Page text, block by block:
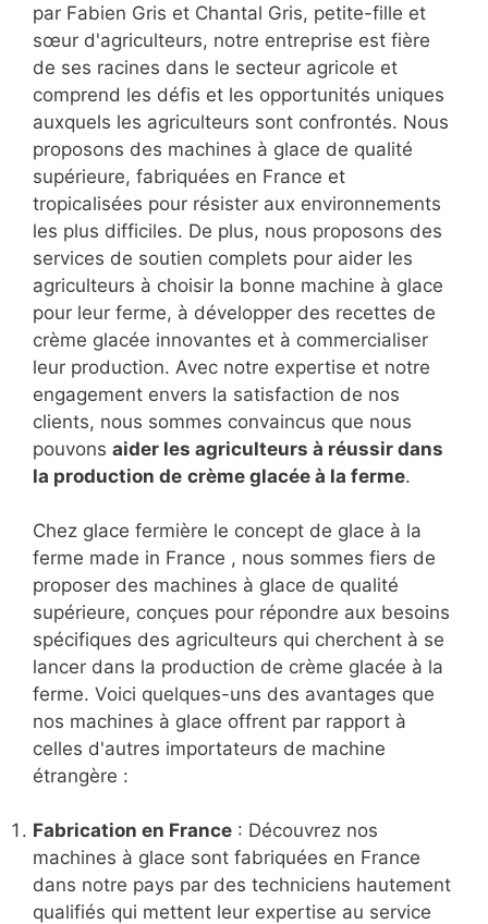
par Fabien Gris et Chantal Gris, petite-fille et
sœur d'agriculteurs, notre entreprise est fière
de ses racines dans le secteur agricole et
comprend les défis et les opportunités uniques
auxquels les agriculteurs sont confrontés. Nous
proposons des machines à glace de qualité
supérieure, fabriquées en France et
tropicalisées pour résister aux environnements
les plus difficiles. De plus, nous proposons des
services de soutien complets pour aider les
agriculteurs à choisir la bonne machine à glace
pour leur ferme, à développer des recettes de
crème glacée innovantes et à commercialiser
leur production. Avec notre expertise et notre
engagement envers la satisfaction de nos
clients, nous sommes convaincus que nous
pouvons aider les agriculteurs à réussir dans
la production de crème glacée à la ferme.
Chez glace fermière le concept de glace à la
ferme made in France , nous sommes fiers de
proposer des machines à glace de qualité
supérieure, conçues pour répondre aux besoins
spécifiques des agriculteurs qui cherchent à se
lancer dans la production de crème glacée à la
ferme. Voici quelques-uns des avantages que
nos machines à glace offrent par rapport à
celles d'autres importateurs de machine
étrangère :
Fabrication en France : Découvrez nos
machines à glace sont fabriquées en France
dans notre pays par des techniciens hautement
qualifiés qui mettent leur expertise au service